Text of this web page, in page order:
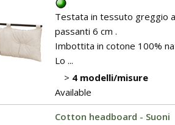
Testata in tessuto greggio
passanti 6 cm .
Imbottita in cotone 100%
Lo ...
> 4 modelli/misure
Available
Cotton headboard - Suoni